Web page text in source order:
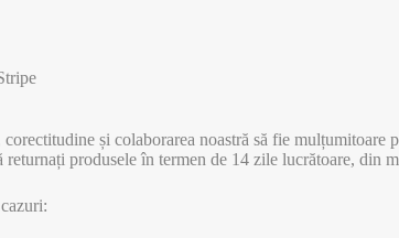
și colaborarea noastră să fie mulțumitoare
produsele în termen de 14 zile lucrătoare, din